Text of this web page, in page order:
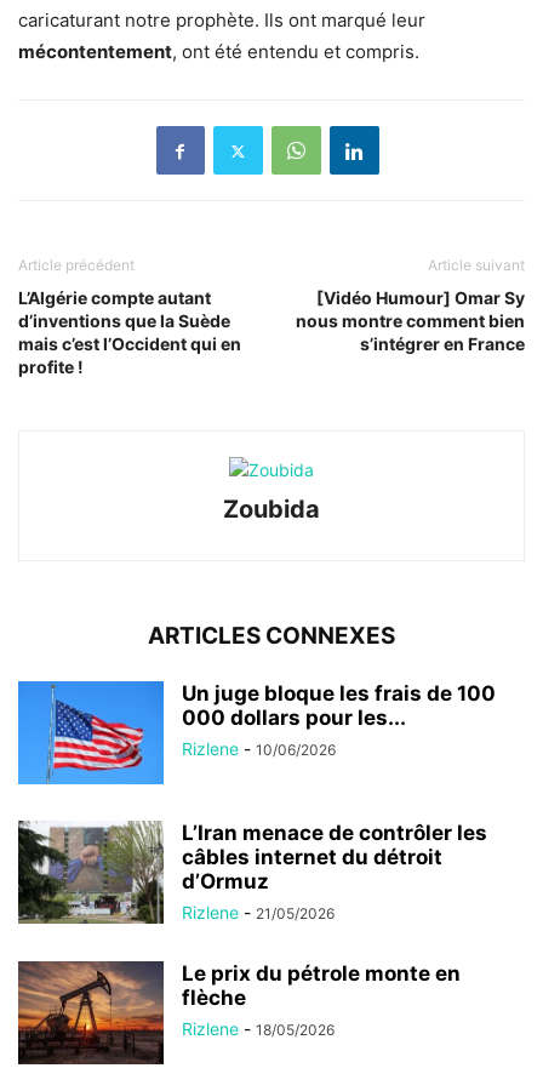
caricaturant notre prophète. Ils ont marqué leur
mécontentement, ont été entendu et compris.
Article précédent
L’Algérie compte autant
d’inventions que la Suède
mais c’est l’Occident qui en
profite !
Article suivant
[Vidéo Humour] Omar Sy
nous montre comment bien
s’intégrer en France
Zoubida
ARTICLES CONNEXES
Un juge bloque les frais de 100
000 dollars pour les...
Rizlene - 10/06/2026
L’Iran menace de contrôler les
câbles internet du détroit
d’Ormuz
Rizlene - 21/05/2026
Le prix du pétrole monte en
flèche
Rizlene - 18/05/2026